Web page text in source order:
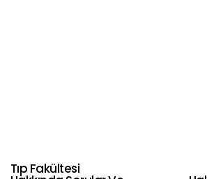
Tıp Fakültesi